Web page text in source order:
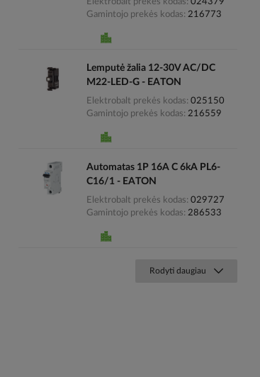
Gamintojo prekės kodas 216773
Lemputė žalia 12-30V AC/DC
M22-LED-G - EATON
Elektrobalt prekės kodas 025150
Gamintojo prekės kodas 216559
Automatas 1P 16A C 6kA PL6-
C16/1 - EATON
Elektrobalt prekės kodas 029727
Gamintojo prekės kodas 286533
Rodyti daugiau